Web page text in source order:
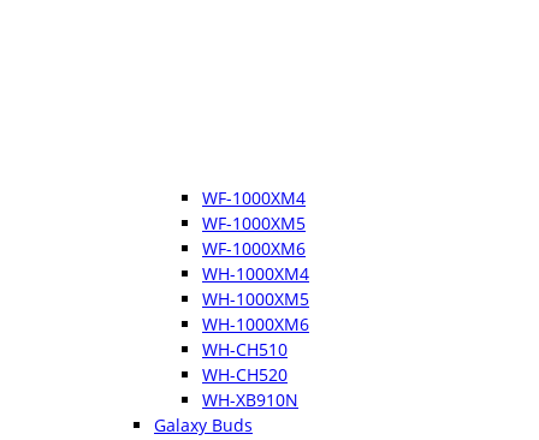
WF-1000XM4
WF-1000XM5
WF-1000XM6
WH-1000XM4
WH-1000XM5
WH-1000XM6
WH-CH510
WH-CH520
WH-XB910N
Galaxy Buds